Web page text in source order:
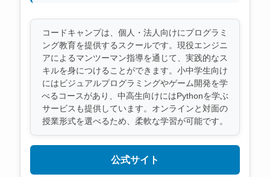
コードキャンプは、個人・法人向けにプログラミ
ング教育を提供するスクールです。現役エンジニ
アによるマンツーマン指導を通じて、実践的なス
キルを身につけることができます。小中学生向け
にはビジュアルプログラミングやゲーム開発を学
べるコースがあり、中高生向けにはPythonを学ぶ
サービスも提供しています。オンラインと対面の
授業形式を選べるため、柔軟な学習が可能です。
公式サイト